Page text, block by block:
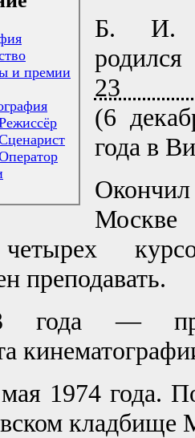
и премии
Б. И.
родился
23
(6
года в
преподавать.
года —
1974 года.
кладбище